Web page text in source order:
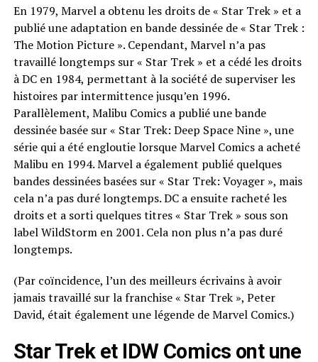
En 1979, Marvel a obtenu les droits de « Star Trek » et a
publié une adaptation en bande dessinée de « Star Trek :
The Motion Picture ». Cependant, Marvel n’a pas
travaillé longtemps sur « Star Trek » et a cédé les droits
à DC en 1984, permettant à la société de superviser les
histoires par intermittence jusqu’en 1996.
Parallèlement, Malibu Comics a publié une bande
dessinée basée sur « Star Trek: Deep Space Nine », une
série qui a été engloutie lorsque Marvel Comics a acheté
Malibu en 1994. Marvel a également publié quelques
bandes dessinées basées sur « Star Trek: Voyager », mais
cela n’a pas duré longtemps. DC a ensuite racheté les
droits et a sorti quelques titres « Star Trek » sous son
label WildStorm en 2001. Cela non plus n’a pas duré
longtemps.
(Par coïncidence, l’un des meilleurs écrivains à avoir
jamais travaillé sur la franchise « Star Trek », Peter
David, était également une légende de Marvel Comics.)
Star Trek et IDW Comics ont une